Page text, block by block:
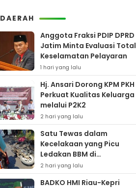
DAERAH
Anggota Fraksi PDIP DPRD
Jatim Minta Evaluasi Total
Keselamatan Pelayaran
1 hari yang lalu
Hj. Ansari Dorong KPM PKH
Perkuat Kualitas Keluarga
melalui P2K2
2 hari yang lalu
Satu Tewas dalam
Kecelakaan yang Picu
Ledakan BBM di
Pamekasan
2 hari yang lalu
BADKO HMI Riau-Kepri